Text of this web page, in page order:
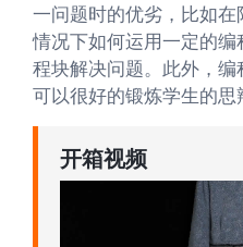
一问题时的优劣，比如
情况下如何运用一定的
程块解决问题。此外，编
可以很好的锻炼学生的思
开箱视频